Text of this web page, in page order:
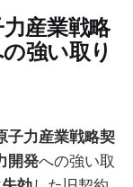
産業戦略
強い取り
子力産業戦略契
開発への強い取